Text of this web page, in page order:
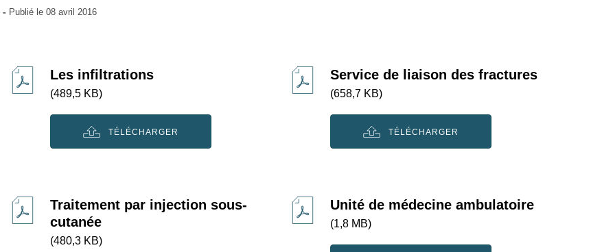
Publié le 08 avril 2016
Les infiltrations
(489,5 KB)
TÉLÉCHARGER
Service de liaison des fractures
(658,7 KB)
TÉLÉCHARGER
Traitement par injection sous-
cutanée
(480,3 KB)
Unité de médecine ambulatoire
(1,8 MB)